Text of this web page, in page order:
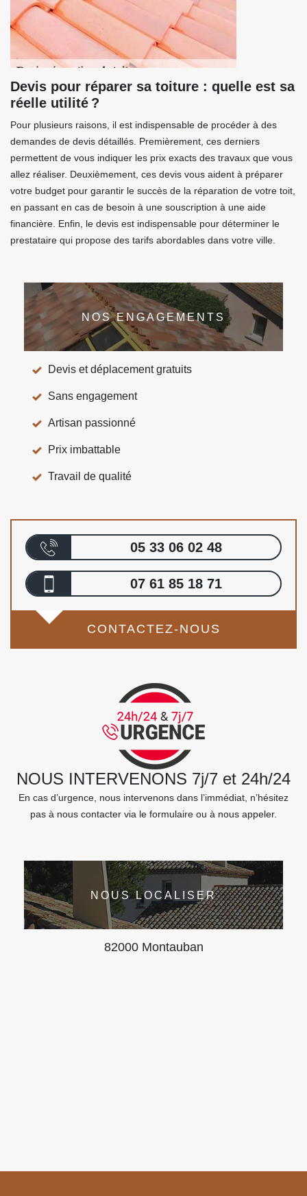
Devis pour réparer sa toiture : quelle est sa
réelle utilité ?
Pour plusieurs raisons, il est indispensable de procéder à des
demandes de devis détaillés. Premièrement, ces derniers
permettent de vous indiquer les prix exacts des travaux que vous
allez réaliser. Deuxièmement, ces devis vous aident à préparer
votre budget pour garantir le succès de la réparation de votre toit,
en passant en cas de besoin à une souscription à une aide
financière. Enfin, le devis est indispensable pour déterminer le
prestataire qui propose des tarifs abordables dans votre ville.
NOS ENGAGEMENTS
Devis et déplacement gratuits
Sans engagement
Artisan passionné
Prix imbattable
Travail de qualité
05 33 06 02 48
07 61 85 18 71
CONTACTEZ-NOUS
NOUS INTERVENONS 7j/7 et 24h/24
En cas d’urgence, nous intervenons dans l’immédiat, n’hésitez
pas à nous contacter via le formulaire ou à nous appeler.
NOUS LOCALISER
82000 Montauban